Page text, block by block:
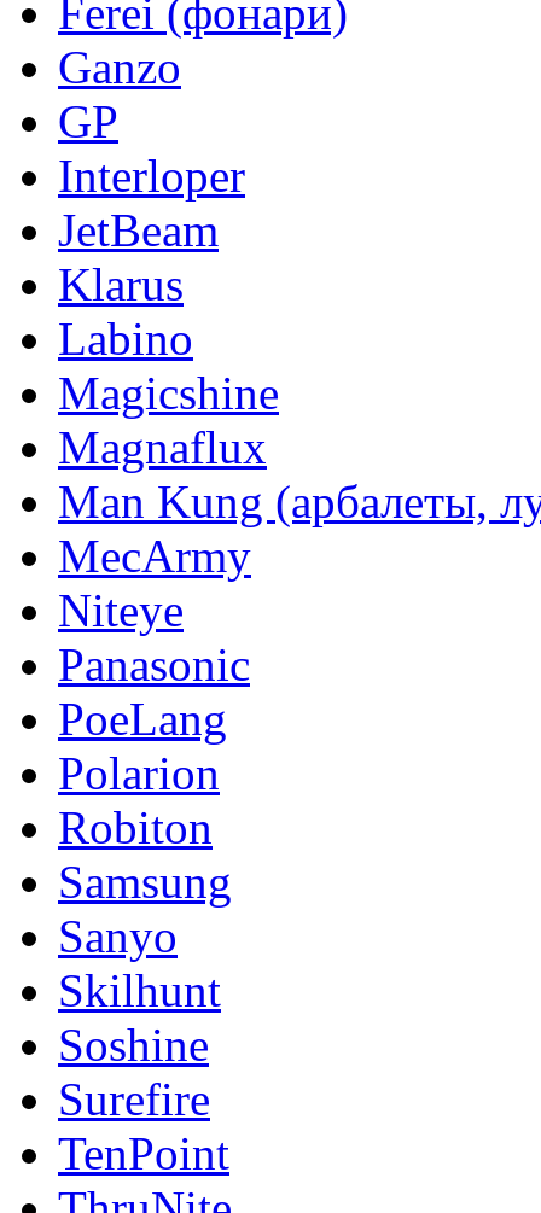
Ferei (фонари)
Ganzo
GP
Interloper
JetBeam
Klarus
Labino
Magicshine
Magnaflux
Man Kung (арбалеты,
MecArmy
Niteye
Panasonic
PoeLang
Polarion
Robiton
Samsung
Sanyo
Skilhunt
Soshine
Surefire
TenPoint